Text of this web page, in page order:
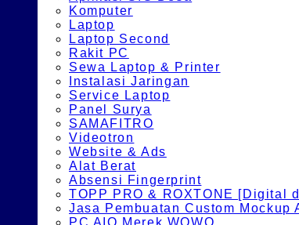
Komputer
Laptop
Laptop Second
Rakit PC
Sewa Laptop & Printer
Instalasi Jaringan
Service Laptop
Panel Surya
SAMAFITRO
Videotron
Website & Ads
Alat Berat
Absensi Fingerprint
TOPP PRO & ROXTONE [Digital
Jasa Pembuatan Custom Mockup
PC AIO Merek WOWO